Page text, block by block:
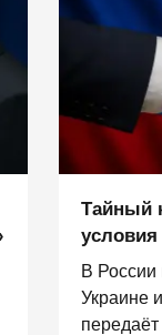
Тайный
В России
Украине
передаёт